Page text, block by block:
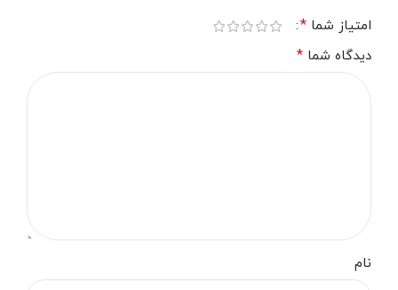
امتیاز شما *
دیدگاه شما *
نام